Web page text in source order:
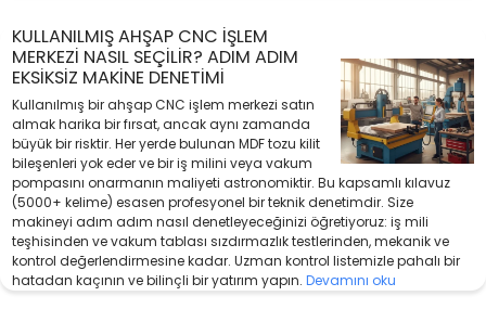
KULLANILMIŞ AHŞAP CNC İŞLEM
MERKEZI NASIL SEÇILIR? ADIM ADIM
EKSIKSIZ MAKINE DENETIMI
Kullanılmış bir ahşap CNC işlem merkezi satın
almak harika bir fırsat, ancak aynı zamanda
büyük bir risktir. Her yerde bulunan MDF tozu kilit
bileşenleri yok eder ve bir iş milini veya vakum
pompasını onarmanın maliyeti astronomiktir. Bu kapsamlı kılavuz
(5000+ kelime) esasen profesyonel bir teknik denetimdir. Size
makineyi adım adım nasıl denetleyeceğinizi öğretiyoruz: iş mili
teşhisinden ve vakum tablası sızdırmazlık testlerinden, mekanik ve
kontrol değerlendirmesine kadar. Uzman kontrol listemizle pahalı bir
hatadan kaçının ve bilinçli bir yatırım yapın. Devamını oku